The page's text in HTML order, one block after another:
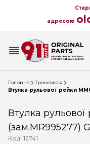
адресою
Головна
Трансмісія
Втулка рульової рейки
Втулка рульової
(зам.MR995277)
Код: 12741